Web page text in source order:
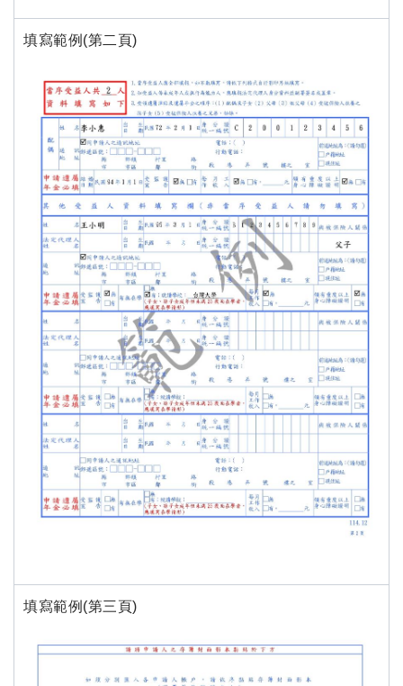
填寫範例(第二頁)
填寫範例(第三頁)